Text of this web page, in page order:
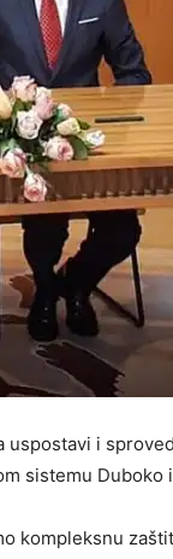
uspostavi i
sistemu Duboko
kompleksnu